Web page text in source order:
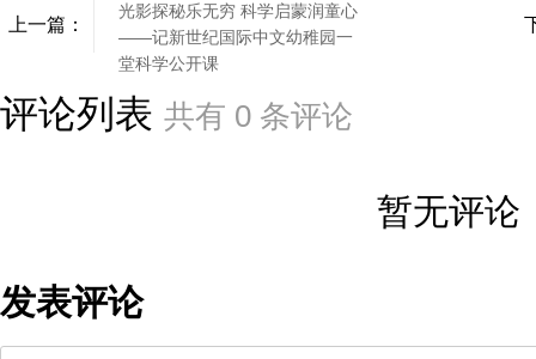
上一篇：
光影探秘乐无穷 科学启蒙润童心
——记新世纪国际中文幼稚园一
堂科学公开课
评论列表 共有 0 条评论
暂无评论
发表评论